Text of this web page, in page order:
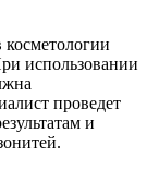
использовании
проведет
и